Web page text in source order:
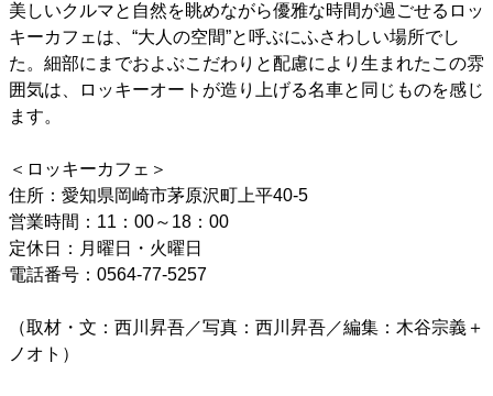
美しいクルマと自然を眺めながら優雅な時間が過ごせるロッ
キーカフェは、“大人の空間”と呼ぶにふさわしい場所でし
た。細部にまでおよぶこだわりと配慮により生まれたこの雰
囲気は、ロッキーオートが造り上げる名車と同じものを感じ
ます。
＜ロッキーカフェ＞
住所：愛知県岡崎市茅原沢町上平40-5
営業時間：11：00～18：00
定休日：月曜日・火曜日
電話番号：0564-77-5257
（取材・文：西川昇吾／写真：西川昇吾／編集：木谷宗義＋
ノオト）